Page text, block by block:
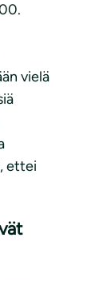
vielä
ettei